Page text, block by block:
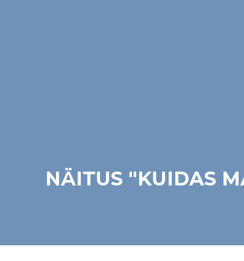
NÄITUS "KUIDAS